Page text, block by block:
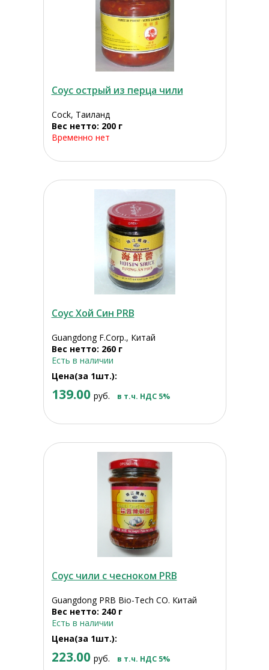
Соус острый из перца чили
Cock, Таиланд
Вес нетто: 200 г
Временно нет
Соус Хой Син PRB
Guangdong F.Corp., Китай
Вес нетто: 260 г
Есть в наличии
Цена(за 1шт.):
139.00 руб. в т.ч. НДС 5%
Соус чили с чесноком PRB
Guangdong PRB Bio-Tech CO. Китай
Вес нетто: 240 г
Есть в наличии
Цена(за 1шт.):
223.00 руб. в т.ч. НДС 5%